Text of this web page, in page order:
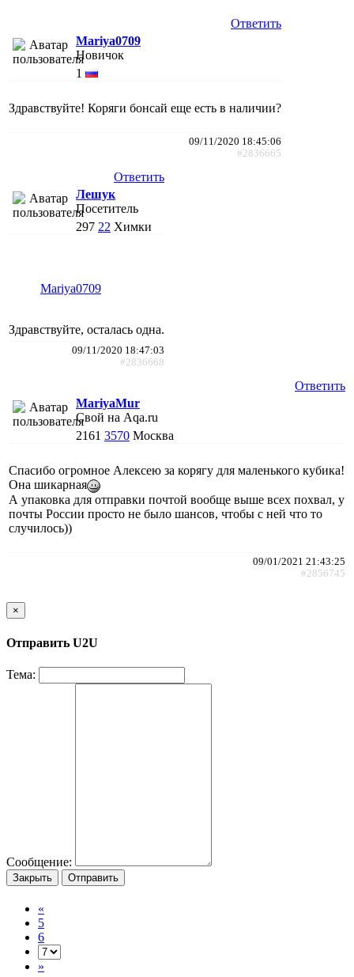
Ответить
Mariya0709
Новичок
1
Здравствуйте! Коряги бонсай еще есть в наличии?
09/11/2020 18:45:06
#2836665
Ответить
Лешук
Посетитель
297 22 Химки
Mariya0709
Здравствуйте, осталась одна.
09/11/2020 18:47:03
#2836668
Ответить
MariyaMur
Свой на Aqa.ru
2161 3570 Москва
Спасибо огромное Алексею за корягу для маленького кубика!
Она шикарная
А упаковка для отправки почтой вообще выше всех похвал, у
почты России просто не было шансов, чтобы с ней что то
случилось))
09/01/2021 21:43:25
#2856745
×
Отправить U2U
Тема:
Сообщение:
Закрыть Отправить
«
5
6
»